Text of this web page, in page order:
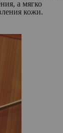
а мягко
кожи.